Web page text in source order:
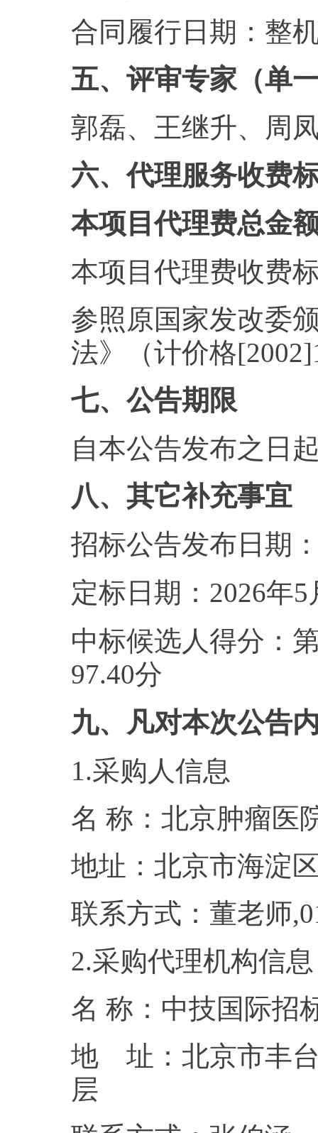
合同履行日期：整
五、评审专家（单
郭磊、王继升、周
六、代理服务收费
本项目代理费总金
本项目代理费收费
参照原国家发改委
法》（计价格
七、公告期限
自本公告发布之日
八、其它补充事宜
招标公告发布日期
定标日期： 2026年5
中标候选人得分：
97.40分
九、凡对本次公告
1.采购人信息
名 称：北京
地址：北京
联系方式：董
2.采购代理机构信息
名 称：中
地 址：北京市丰台